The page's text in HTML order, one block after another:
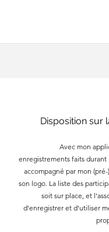
Disposition sur
Avec mon
enregistrements​ faits
accompagné par mon
son logo.​ La liste des
soit sur place, et
d'enregistrer et d'utiliser